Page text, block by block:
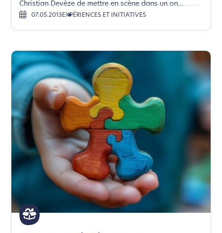
Christian Devèze de mettre en scène dans un on...
07.05.2013 EXPÉRIENCES ET INITIATIVES